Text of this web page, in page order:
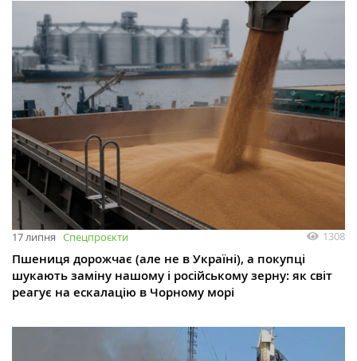
17 липня Спецпроєкти 1308
Пшениця дорожчає (але не в Україні), а покупці
шукають заміну нашому і російському зерну: як світ
реагує на ескалацію в Чорному морі